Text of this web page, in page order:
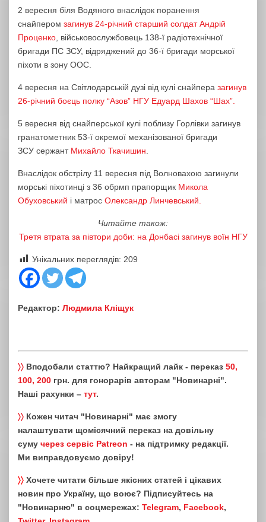
2 вересня біля Водяного внаслідок поранення
снайпером загинув 24-річний старший солдат Андрій
Проценко , військовослужбовець 138-ї радіотехнічної
бригади ПС ЗСУ, відряджений до 36-ї бригади морської
піхоти в зону ООС.
4 вересня на Світлодарській дузі від кулі снайпера загинув
26-річний боєць полку “Азов” НГУ Едуард Шахов “Шах”.
5 вересня від снайперської кулі поблизу Горлівки загинув
гранатометник 53-ї окремої механізованої бригади
ЗСУ сержант Михайло Ткачишин
Внаслідок обстрілу 11 вересня під Волновахою загинули
морські піхотинці з 36 обрмп прапорщик Микола
Обуховський і матрос Олександр Линчевський.
Читайте також:
Третя втрата за півтори доби: на Донбасі загинув воїн НГУ
Унікальних переглядів: 209
Редактор: Людмила Кліщук
〉〉 Вподобали статтю? Найкращий лайк - переказ 50,
100, 200 грн. для гонорарів авторам "Новинарні".
Наші рахунки – тут.
〉〉 Кожен читач "Новинарні" має змогу
налаштувати щомісячний переказ на довільну
суму через сервіс Patreon - на підтримку редакції.
Ми виправдовуємо довіру!
〉〉 Хочете читати більше якісних статей і цікавих
новин про Україну, що воює? Підписуйтесь на
"Новинарню" в соцмережах: Telegram, Facebook,